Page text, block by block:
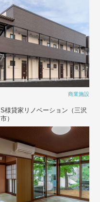
商業施設
S様貸家リノベーション（三沢
市）